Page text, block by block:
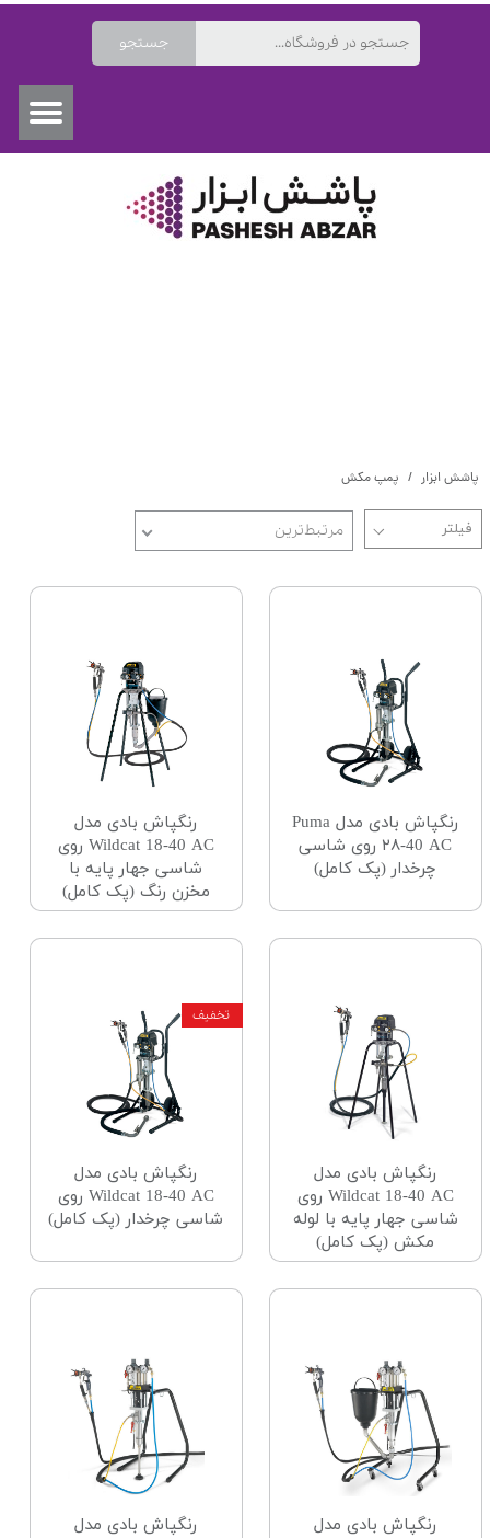
جستجو
پاشش ابزار پمپ مکش
مرتبط‌ترین
رنگپاش بادی مدل Puma
۲۸-40 AC روی شاسی
چرخدار (پک کامل)
رنگپاش بادی مدل
Wildcat 18-40 AC روی
شاسی جهار پایه با
مخزن رنگ (پک کامل)
رنگپاش بادی مدل
Wildcat 18-40 AC روی
شاسی جهار پایه با لوله
مکش (پک کامل)
رنگپاش بادی مدل
Wildcat 18-40 AC روی
شاسی چرخدار (پک کامل)
رنگپاش بادی مدل
رنگپاش بادی مدل